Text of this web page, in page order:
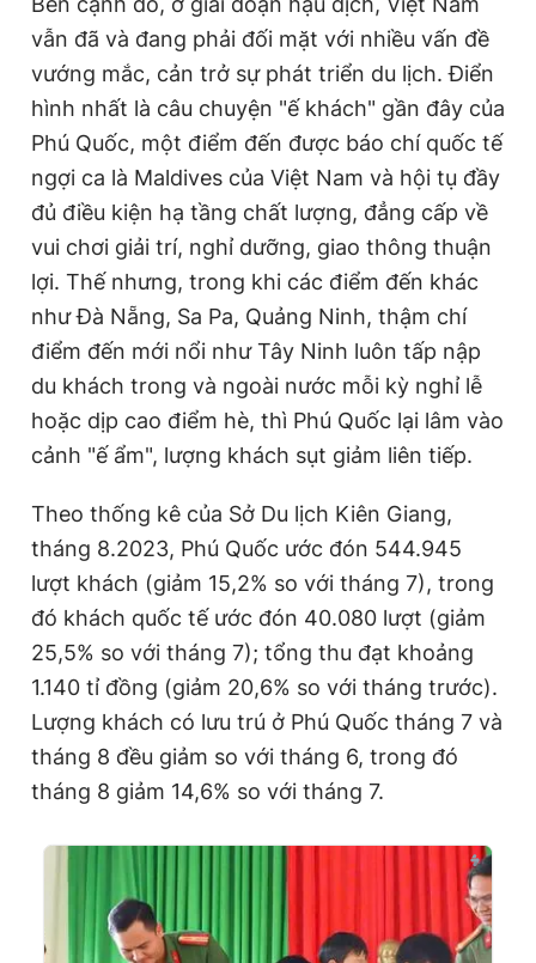
m
e
vẫn đã và đang phải đối mặt với nhiều vấn đề
vướng mắc, cản trở sự phát triển du lịch. Điển
hình nhất là câu chuyện "ế khách" gần đây của
Phú Quốc, một điểm đến được báo chí quốc tế
ngợi ca là Maldives của Việt Nam và hội tụ đầy
đủ điều kiện hạ tầng chất lượng, đẳng cấp về
vui chơi giải trí, nghỉ dưỡng, giao thông thuận
lợi. Thế nhưng, trong khi các điểm đến khác
như Đà Nẵng, Sa Pa, Quảng Ninh, thậm chí
điểm đến mới nổi như Tây Ninh luôn tấp nập
du khách trong và ngoài nước mỗi kỳ nghỉ lễ
hoặc dịp cao điểm hè, thì Phú Quốc lại lâm vào
cảnh "ế ẩm", lượng khách sụt giảm liên tiếp.
Theo thống kê của Sở Du lịch Kiên Giang,
tháng 8.2023, Phú Quốc ước đón 544.945
lượt khách (giảm 15,2% so với tháng 7), trong
đó khách quốc tế ước đón 40.080 lượt (giảm
25,5% so với tháng 7); tổng thu đạt khoảng
1.140 tỉ đồng (giảm 20,6% so với tháng trước).
Lượng khách có lưu trú ở Phú Quốc tháng 7 và
tháng 8 đều giảm so với tháng 6, trong đó
tháng 8 giảm 14,6% so với tháng 7.